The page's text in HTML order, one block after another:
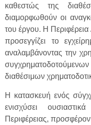
καθεστώς της
διαμορφωθούν οι
του έργου. Η
προσεγγίζει το
αναλαμβάνοντας την
διαθέσιμων
Η κατασκευή ενός
ενισχύσει
Περιφέρειας,